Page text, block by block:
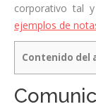
corporativo tal
ejemplos de
Contenido del